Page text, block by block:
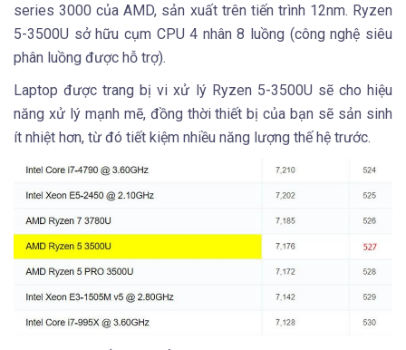
series 3000 của AMD, sản xuất trên tiến trình 12nm. Ryzen
5-3500U sở hữu cụm CPU 4 nhân 8 luồng (công nghệ siêu
phân luồng được hỗ trợ).
Laptop được trang bị vi xử lý Ryzen 5-3500U sẽ cho hiệu
năng xử lý mạnh mẽ, đồng thời thiết bị của bạn sẽ sản sinh
ít nhiệt hơn, từ đó tiết kiệm nhiều năng lượng thế hệ trước.